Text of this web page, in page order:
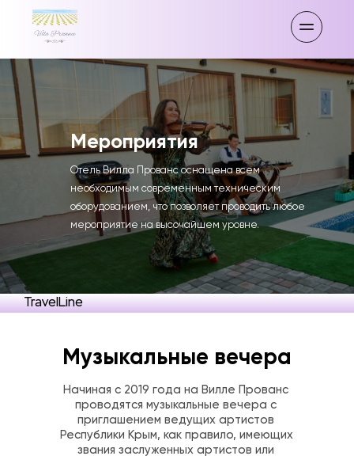
Мероприятия
Отель Вилла Прованс оснащена всем
необходимым современным техническим
оборудованием, что позволяет проводить любое
мероприятие на высочайшем уровне.
TravelLine
Музыкальные вечера
Начиная с 2019 года на Вилле Прованс
проводятся музыкальные вечера с
приглашением ведущих артистов
Республики Крым, как правило, имеющих
звания заслуженных артистов или